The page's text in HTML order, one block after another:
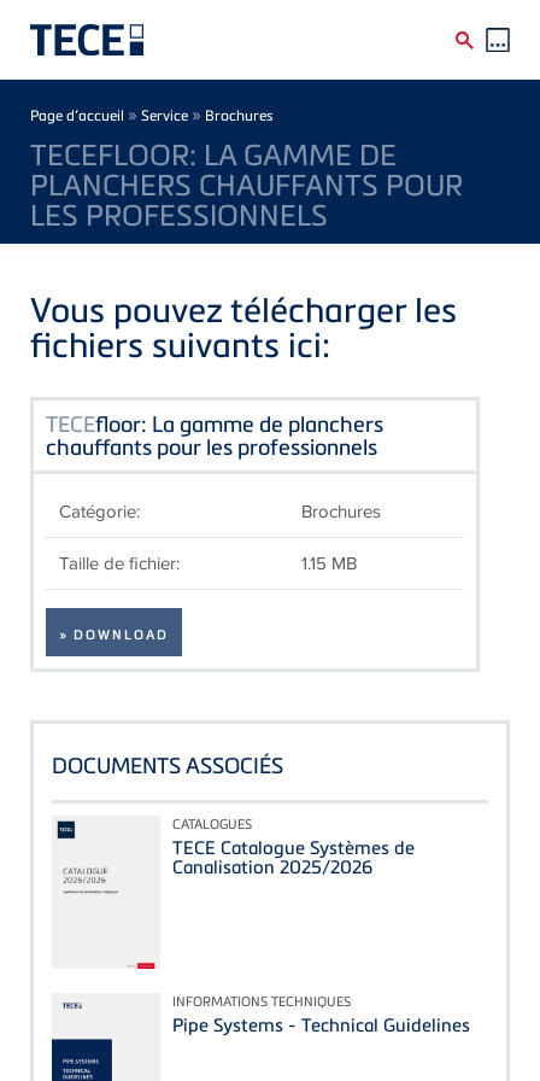
Breadcrumb
Page d’accueil » Service » Brochures
TECEFLOOR: LA GAMME DE
PLANCHERS CHAUFFANTS POUR
LES PROFESSIONNELS
Vous pouvez télécharger les
fichiers suivants ici:
TECEfloor: La gamme de planchers
chauffants pour les professionnels
Catégorie: Brochures
Taille de fichier: 1.15 MB
» DOWNLOAD
DOCUMENTS ASSOCIÉS
CATALOGUES
TECE Catalogue Systèmes de
Canalisation 2025/2026
INFORMATIONS TECHNIQUES
Pipe Systems - Technical Guidelines